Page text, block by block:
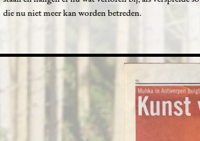
die nu niet meer kan worden betreden.